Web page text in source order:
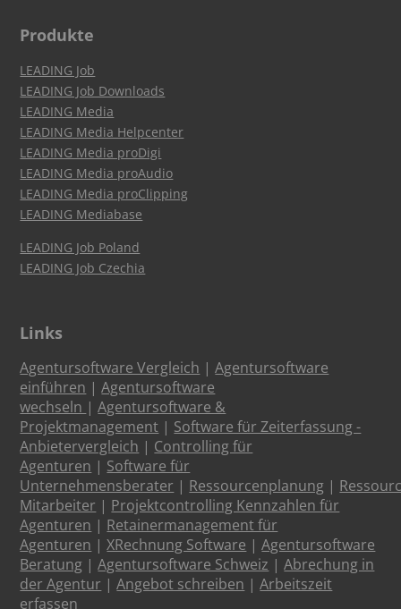
Produkte
LEADING Job
LEADING Job Downloads
LEADING Media
LEADING Media Helpcenter
LEADING Media proDigi
LEADING Media proAudio
LEADING Media proClipping
LEADING Mediabase
LEADING Job Poland
LEADING Job Czechia
Links
Agentursoftware Vergleich |Agentursoftware
einführen |Agentursoftware
wechseln |Agentursoftware &
Projektmanagement | Software für Zeiterfassung -
Anbietervergleich | Controlling für
Agenturen | Software für
Unternehmensberater | Ressourcenplanung |
Mitarbeiter | Projektcontrolling Kennzahlen für
Agenturen | Retainermanagement für
Agenturen |XRechnung Software |Agentursoftware
Beratung |Agentursoftware Schweiz |Abrechung in
der Agentur |Angebot schreiben |Arbeitszeit
erfassen